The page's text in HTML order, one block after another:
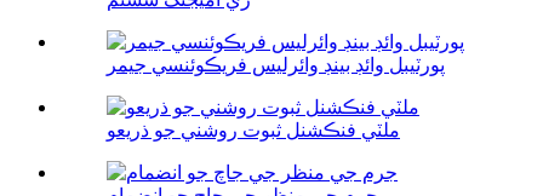
پورٽيبل وائڊ بينڊ وائرليس فريڪوئنسي جيمر
ملٽي فنڪشنل ثبوت روشني جو ذريعو